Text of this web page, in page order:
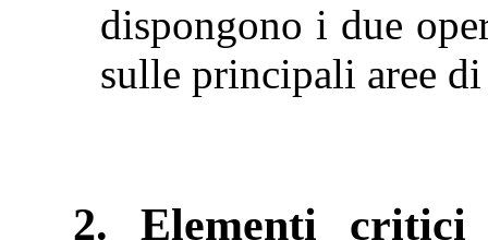
dispongono i due
sulle principali aree
2. Elementi critici